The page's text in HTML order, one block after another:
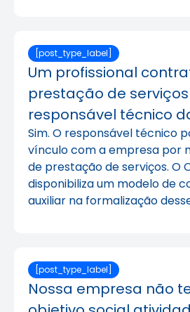
[post_type_label]
Um profissional
prestação de
responsável técnico
Sim. O responsável técnico
vínculo com a empresa por
de prestação de serviços. O
disponibiliza um modelo de
auxiliar na formalização
[post_type_label]
Nossa empresa não